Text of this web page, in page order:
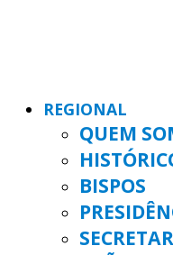
REGIONAL
QUEM
BISPOS